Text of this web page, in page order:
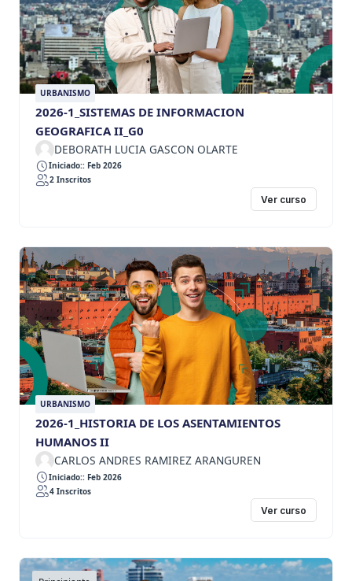
URBANISMO
2026-1_SISTEMAS DE INFORMACION
GEOGRAFICA II_G0
DEBORATH LUCIA GASCON OLARTE
Iniciado:: Feb 2026
2 Inscritos
Ver curso
URBANISMO
2026-1_HISTORIA DE LOS ASENTAMIENTOS
HUMANOS II
CARLOS ANDRES RAMIREZ ARANGUREN
Iniciado:: Feb 2026
4 Inscritos
Ver curso